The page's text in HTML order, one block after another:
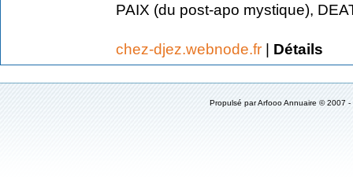
PAIX (du post-apo mystique),
chez-djez.webnode.fr | Détails
Propulsé parArfooo Annuaire © 2007